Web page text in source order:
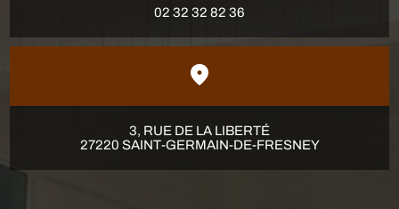
02 32 32 82 36
3, RUE DE LA LIBERTÉ
27220 SAINT-GERMAIN-DE-FRESNEY